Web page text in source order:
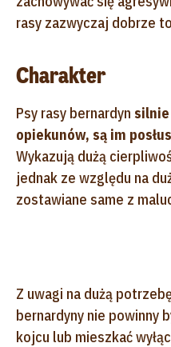
rasy zazwyczaj dobrze
Charakter
Psy rasy bernardyn
opiekunów, są im
Wykazują dużą
jednak ze względu na
zostawiane same z
Z uwagi na dużą
bernardyny nie powinny
kojcu lub mieszkać